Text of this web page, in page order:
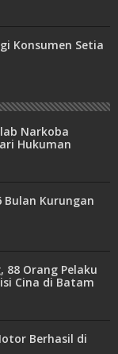
Konsumen Setia
Narkoba
Hukuman
Bulan Kurungan
88 Orang Pelaku
Cina di Batam
Berhasil di